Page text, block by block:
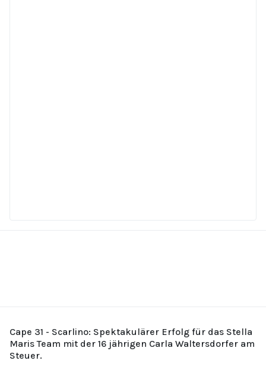
Cape 31 - Scarlino: Spektakulärer Erfolg für das Stella
Maris Team mit der 16 jährigen Carla Waltersdorfer am
Steuer.